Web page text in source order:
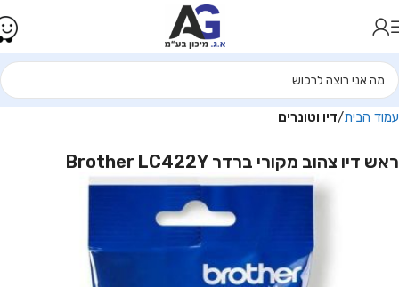
עמוד הבית דיו וטונרים
ראש דיו צהוב מקורי ברדר Brother LC422Y